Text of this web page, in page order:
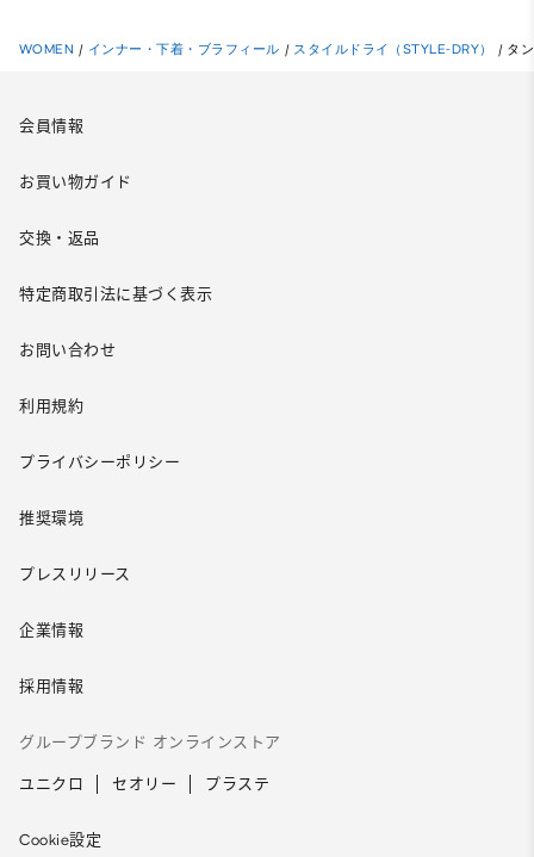
WOMEN / インナー・下着・ブラフィール / スタイルドライ（STYLE-DRY） / タ
会員情報
お買い物ガイド
交換・返品
特定商取引法に基づく表示
お問い合わせ
利用規約
プライバシーポリシー
推奨環境
プレスリリース
企業情報
採用情報
グループブランド オンラインストア
ユニクロ セオリー プラステ
Cookie設定